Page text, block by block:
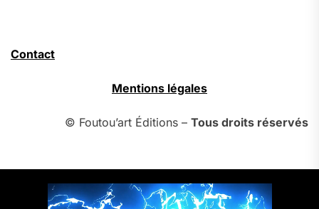
Contact
Mentions légales
© Foutou’art Éditions – Tous droits réservés